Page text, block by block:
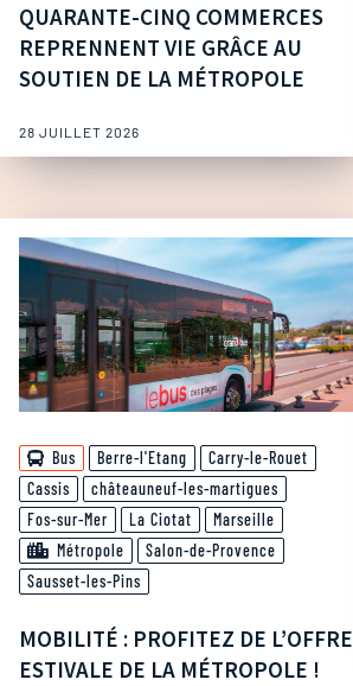
QUARANTE-CINQ COMMERCES
REPRENNENT VIE GRÂCE AU
SOUTIEN DE LA MÉTROPOLE
28 JUILLET 2026
Bus Berre-l'Etang
Carry-le-Rouet
Cassis
châteauneuf-les-martigues
Fos-sur-Mer
La Ciotat
Marseille
Métropole
Salon-de-Provence
Sausset-les-Pins
MOBILITÉ : PROFITEZ DE L’OFFRE
ESTIVALE DE LA MÉTROPOLE !